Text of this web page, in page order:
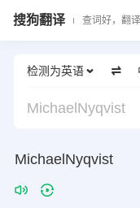
搜狗翻译 查词好，翻译
检测为英语
MichaelNyqvist
MichaelNyqvist